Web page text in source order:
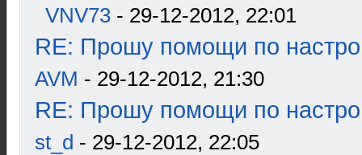
VNV73 - 29-12-2012, 22:01
RE: Прошу помощи по
AVM - 29-12-2012, 21:30
RE: Прошу помощи по
st_d - 29-12-2012, 22:05